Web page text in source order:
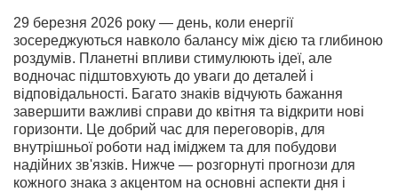
29 березня 2026 року — день, коли енергії
зосереджуються навколо балансу між дією та глибиною
роздумів. Планетні впливи стимулюють ідеї, але
водночас підштовхують до уваги до деталей і
відповідальності. Багато знаків відчують бажання
завершити важливі справи до квітня та відкрити нові
горизонти. Це добрий час для переговорів, для
внутрішньої роботи над іміджем та для побудови
надійних зв'язків. Нижче — розгорнуті прогнози для
кожного знака з акцентом на основні аспекти дня і